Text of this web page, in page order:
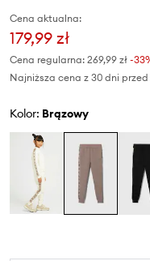
Cena aktualna:
179,99 zł
Cena regularna: 269,99 zł-
Najniższa cena z 30 dni
Kolor: brązowy